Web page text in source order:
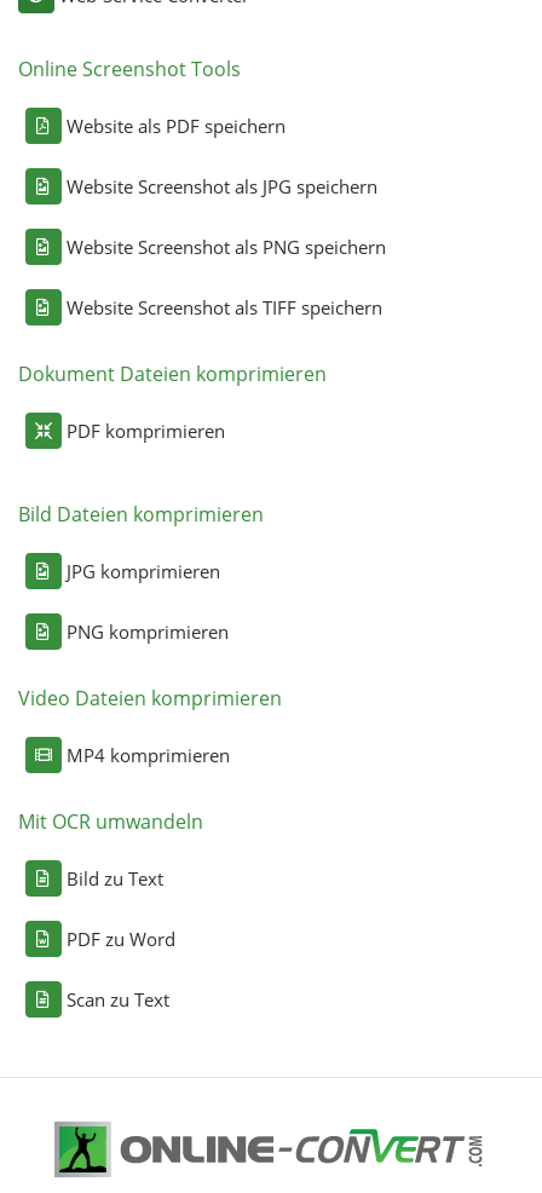
Online Screenshot Tools
Website als PDF speichern
Website Screenshot als JPG speichern
Website Screenshot als PNG speichern
Website Screenshot als TIFF speichern
Dokument Dateien komprimieren
PDF komprimieren
Bild Dateien komprimieren
JPG komprimieren
PNG komprimieren
Video Dateien komprimieren
MP4 komprimieren
Mit OCR umwandeln
Bild zu Text
PDF zu Word
Scan zu Text